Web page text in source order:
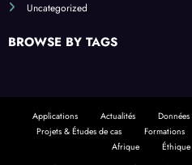
Uncategorized
BROWSE BY TAGS
Applications Actualités Données
Projets & Études de cas
Formations
Afrique
Éthique